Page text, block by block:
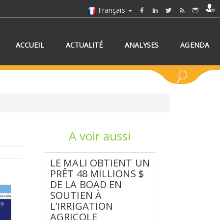
Français
ACCUEIL ACTUALITÉ ANALYSES AGENDA
UN/DES PAYS
A voir aussi
LE MALI OBTIENT UN
PRÊT 48 MILLIONS $
DE LA BOAD EN
SOUTIEN À
L’IRRIGATION
AGRICOLE